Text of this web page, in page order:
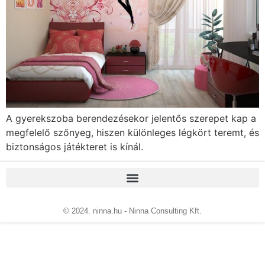
A gyerekszoba berendezésekor jelentős szerepet kap a
megfelelő szőnyeg, hiszen különleges légkört teremt, és
biztonságos játékteret is kínál.
© 2024. ninna.hu - Ninna Consulting Kft.